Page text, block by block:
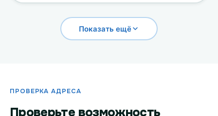
Показать ещё
ПРОВЕРКА АДРЕСА
Проверьте возможность